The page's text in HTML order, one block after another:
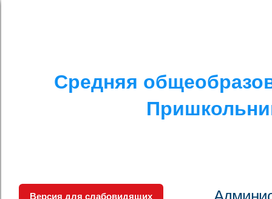
Средняя
Версия для слабовидящих